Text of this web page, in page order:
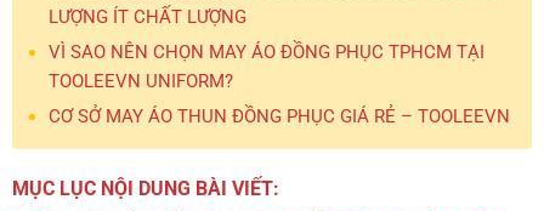
LƯỢNG ÍT CHẤT LƯỢNG
VÌ SAO NÊN CHỌN MAY ÁO ĐỒNG PHỤC TPHCM TẠI
TOOLEEVN UNIFORM?
CƠ SỞ MAY ÁO THUN ĐỒNG PHỤC GIÁ RẺ – TOOLEEVN
MỤC LỤC NỘI DUNG BÀI VIẾT: